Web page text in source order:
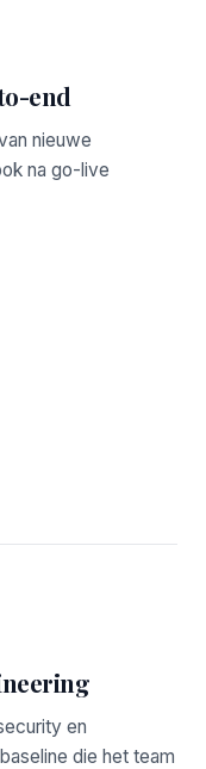
end
nieuwe
na go-live
en
die het team